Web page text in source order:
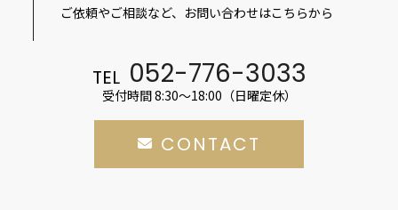
ご依頼やご相談など、お問い合わせはこちらから
TEL 052-776-3033
受付時間 8:30～18:00（日曜定休）
CONTACT